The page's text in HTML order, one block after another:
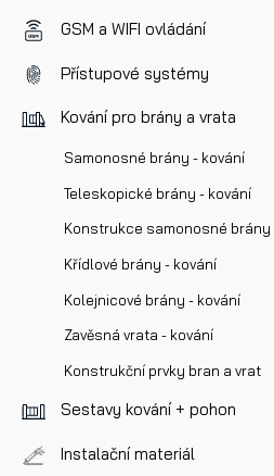
GSM a WIFI ovládání
Přístupové systémy
Kování pro brány a vrata
Samonosné brány - kování
Teleskopické brány - kování
Konstrukce samonosné brány
Křídlové brány - kování
Kolejnicové brány - kování
Zavěsná vrata - kování
Konstrukční prvky bran a vrat
Sestavy kování + pohon
Instalační materiál